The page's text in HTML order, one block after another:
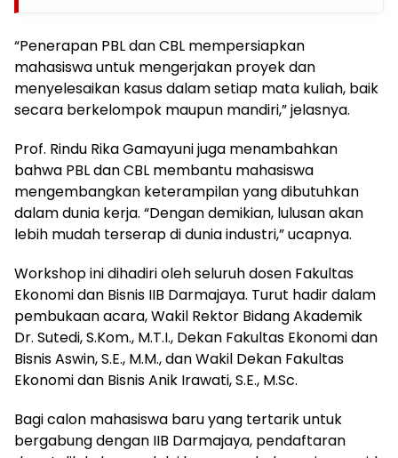
“Penerapan PBL dan CBL mempersiapkan
mahasiswa untuk mengerjakan proyek dan
menyelesaikan kasus dalam setiap mata kuliah, baik
secara berkelompok maupun mandiri,” jelasnya.
Prof. Rindu Rika Gamayuni juga menambahkan
bahwa PBL dan CBL membantu mahasiswa
mengembangkan keterampilan yang dibutuhkan
dalam dunia kerja. “Dengan demikian, lulusan akan
lebih mudah terserap di dunia industri,” ucapnya.
Workshop ini dihadiri oleh seluruh dosen Fakultas
Ekonomi dan Bisnis IIB Darmajaya. Turut hadir dalam
pembukaan acara, Wakil Rektor Bidang Akademik
Dr. Sutedi, S.Kom., M.T.I., Dekan Fakultas Ekonomi dan
Bisnis Aswin, S.E., M.M., dan Wakil Dekan Fakultas
Ekonomi dan Bisnis Anik Irawati, S.E., M.Sc.
Bagi calon mahasiswa baru yang tertarik untuk
bergabung dengan IIB Darmajaya, pendaftaran